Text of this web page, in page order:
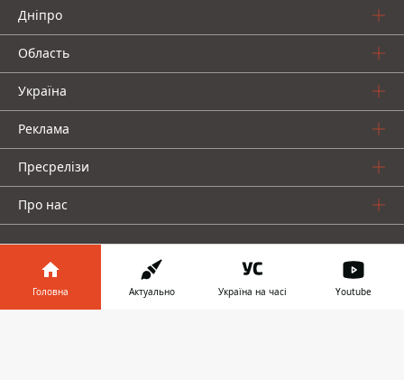
Дніпро
Область
Україна
Реклама
Пресрелізи
Про нас
Головна Актуально Україна на часі Youtube